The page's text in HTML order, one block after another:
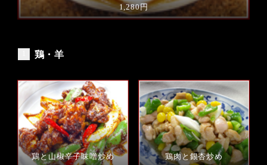
1,280円
鶏・羊
鶏と山椒辛子味噌炒め
鶏肉と銀杏炒め